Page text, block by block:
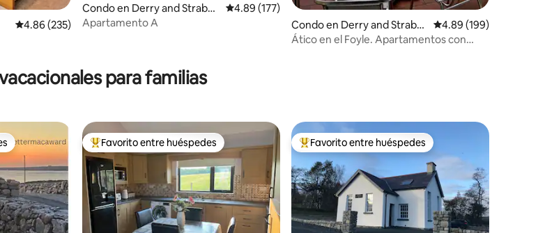
Calificación promedio: 4.86 de 5, 235 reseñas
4.86 (235)
Condo en Derry and Straban
e
Calificación promedio: 4.89 de 5, 177 reseñas
4.89 (177)
Apartamento A
Condo en Derry and Straba
ne
Calificación promedio:
4.89 (199)
Ático en el Foyle. Apartamentos con
para familias
Favorito entre huéspedes preferido
Favorito entre huéspedes Favorito entre huéspedes preferido
Favorito entre huéspedes